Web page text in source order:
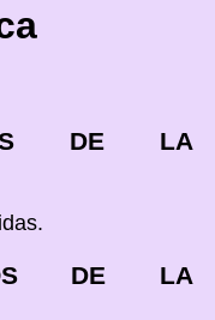
DE LA
DE LA